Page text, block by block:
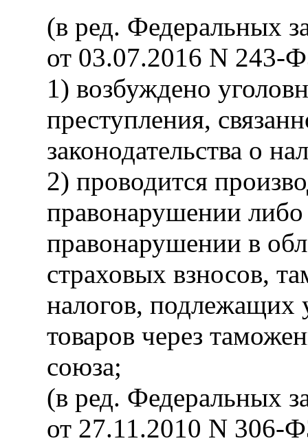
(в ред. Федеральных
от 03.07.2016 N 243-
1) возбуждено
преступления,
законодательства о
2) проводится
правонарушении
правонарушении в
страховых взносов,
налогов, подлежащих
товаров через
союза;
(в ред. Федеральных
от 27.11.2010 N 306-